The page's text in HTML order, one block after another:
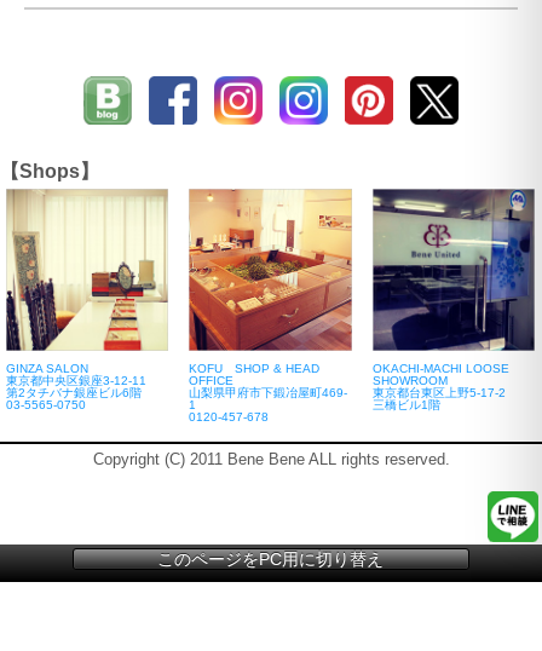
【Shops】
GINZA SALON
東京都中央区銀座3-12-11
第2タチバナ銀座ビル6階
03-5565-0750
KOFU SHOP & HEAD
OFFICE
山梨県甲府市下鍛冶屋町469-
1
0120-457-678
OKACHI-MACHI LOOSE
SHOWROOM
東京都台東区上野5-17-2
三橋ビル1階
Copyright (C) 2011 Bene Bene ALL rights reserved.
このページをPC用に切り替え